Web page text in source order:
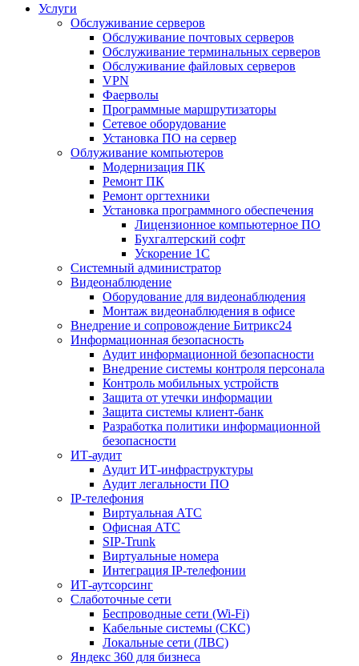
Услуги
Обслуживание серверов
Обслуживание почтовых серверов
Обслуживание терминальных серверов
Обслуживание файловых серверов
VPN
Фаерволы
Программные маршрутизаторы
Сетевое оборудование
Установка ПО на сервер
Облуживание компьютеров
Модернизация ПК
Ремонт ПК
Ремонт оргтехники
Установка программного обеспечения
Лицензионное компьютерное ПО
Бухгалтерский софт
Ускорение 1С
Системный администратор
Видеонаблюдение
Оборудование для видеонаблюдения
Монтаж видеонаблюдения в офисе
Внедрение и сопровождение Битрикс24
Информационная безопасность
Аудит информационной безопасности
Внедрение системы контроля персонала
Контроль мобильных устройств
Защита от утечки информации
Защита системы клиент-банк
Разработка политики информационной
безопасности
ИТ-аудит
Аудит ИТ-инфраструктуры
Аудит легальности ПО
IP-телефония
Виртуальная АТС
Офисная АТС
SIP-Trunk
Виртуальные номера
Интеграция IP-телефонии
ИТ-аутсорсинг
Слаботочные сети
Беспроводные сети (Wi-Fi)
Кабельные системы (СКС)
Локальные сети (ЛВС)
Яндекс 360 для бизнеса